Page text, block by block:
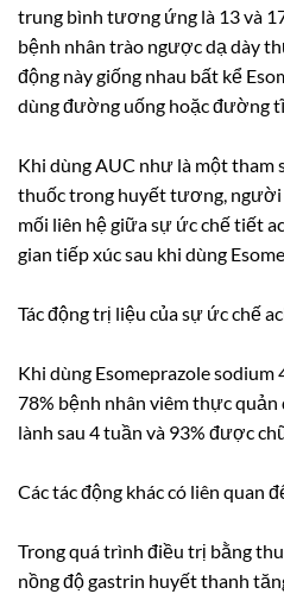
trung bình tương ứng là 13 và
bệnh nhân trào ngược dạ dày
động này giống nhau bất kể
dùng đường uống hoặc đường
Khi dùng AUC như là một tham
thuốc trong huyết tương, người
mối liên hệ giữa sự ức chế tiết
gian tiếp xúc sau khi dùng
Tác động trị liệu của sự ức chế
Khi dùng Esomeprazole sodium
78% bệnh nhân viêm thực
lành sau 4 tuần và 93% được
Các tác động khác có liên quan
Trong quá trình điều trị bằng
nồng độ gastrin huyết thanh